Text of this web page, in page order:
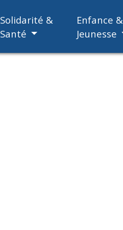
Solidarité &
Santé
Enfance &
Jeunesse